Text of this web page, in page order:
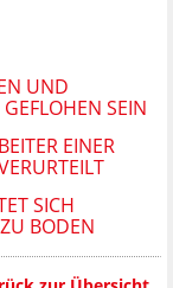
UND
SEIN
EINER
SICH
BODEN